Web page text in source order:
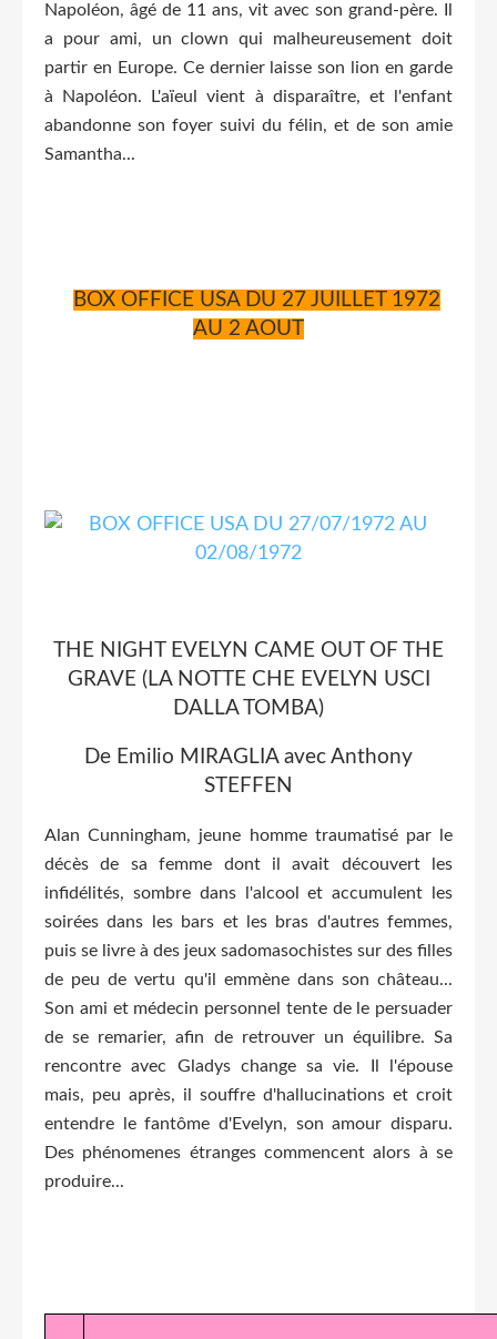
Napoléon, âgé de 11 ans, vit avec son grand-père. Il
a pour ami, un clown qui malheureusement doit
partir en Europe. Ce dernier laisse son lion en garde
à Napoléon. L'aïeul vient à disparaître, et l'enfant
abandonne son foyer suivi du félin, et de son amie
Samantha...
BOX OFFICE USA DU 27 JUILLET 1972
AU 2 AOUT
THE NIGHT EVELYN CAME OUT OF THE
GRAVE (LA NOTTE CHE EVELYN USCI
DALLA TOMBA)
De Emilio MIRAGLIA avec Anthony
STEFFEN
Alan Cunningham, jeune homme traumatisé par le
décès de sa femme dont il avait découvert les
infidélités, sombre dans l'alcool et accumulent les
soirées dans les bars et les bras d'autres femmes,
puis se livre à des jeux sadomasochistes sur des filles
de peu de vertu qu'il emmène dans son château...
Son ami et médecin personnel tente de le persuader
de se remarier, afin de retrouver un équilibre. Sa
rencontre avec Gladys change sa vie. Il l'épouse
mais, peu après, il souffre d'hallucinations et croit
entendre le fantôme d'Evelyn, son amour disparu.
Des phénomenes étranges commencent alors à se
produire...